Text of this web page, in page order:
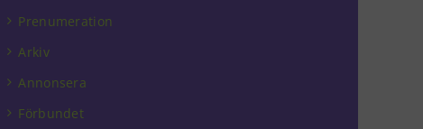
Prenumeration
Arkiv
Annonsera
Förbundet